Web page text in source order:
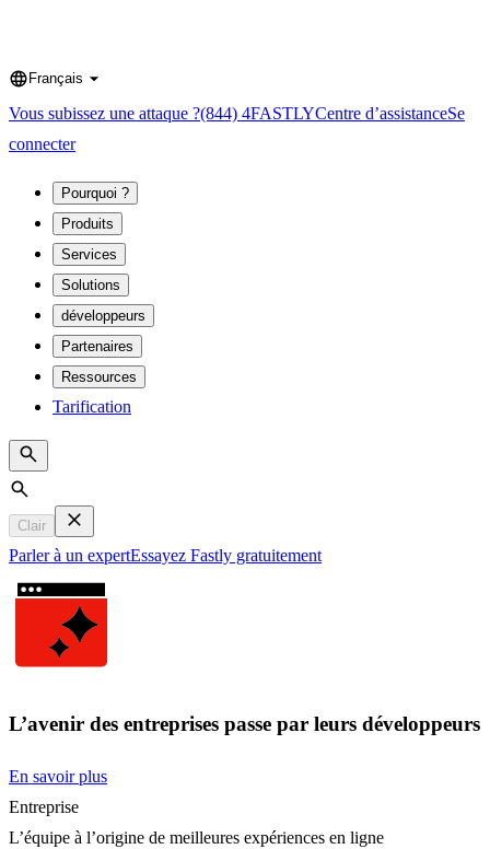
Language
Français
Vous subissez une attaque ?(844) 4FASTLYCentre d’assistanceSe
connecter
Pourquoi ?
Produits
Services
Solutions
développeurs
Partenaires
Ressources
Tarification
Search
Clair
Parler à un expertEssayez Fastly gratuitement
L’avenir des entreprises passe par leurs développeurs
En savoir plus
Entreprise
L’équipe à l’origine de meilleures expériences en ligne